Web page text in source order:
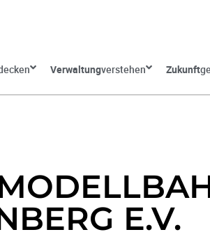
Verwaltungverstehen Zukunft
E.V.